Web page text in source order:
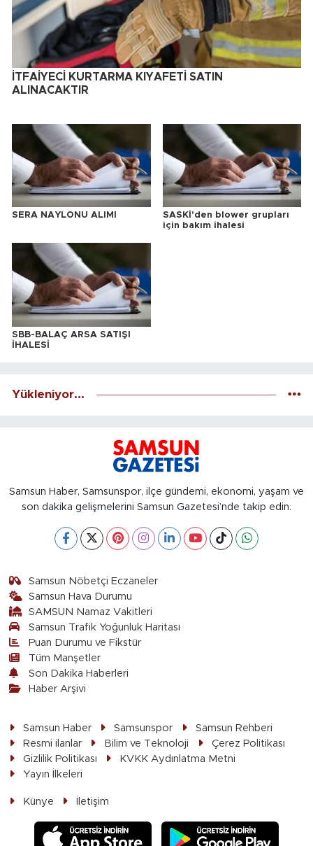
İTFAİYECİ KURTARMA KIYAFETİ SATIN
ALINACAKTIR
SERA NAYLONU ALIMI
SASKİ'den blower grupları
için bakım ihalesi
SBB-BALAÇ ARSA SATIŞI
İHALESİ
Yükleniyor...
Samsun Haber, Samsunspor, ilçe gündemi, ekonomi, yaşam ve
son dakika gelişmelerini Samsun Gazetesi’nde takip edin.
Samsun Nöbetçi Eczaneler
Samsun Hava Durumu
SAMSUN Namaz Vakitleri
Samsun Trafik Yoğunluk Haritası
Puan Durumu ve Fikstür
Tüm Manşetler
Son Dakika Haberleri
Haber Arşivi
Samsun Haber Samsunspor
Samsun Rehberi
Resmi ilanlar
Bilim ve Teknoloji
Çerez Politikası
Gizlilik Politikası
KVKK Aydınlatma Metni
Yayın İlkeleri
Künye İletişim